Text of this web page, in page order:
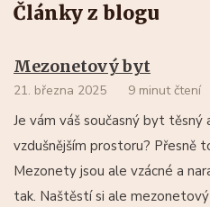
Články z blogu
Mezonetový byt
21. března 2025 9 minut čtení
Je vám váš současný byt
vzdušnějším prostoru? Přesně
Mezonety jsou ale vzácné a
tak. Naštěstí si ale